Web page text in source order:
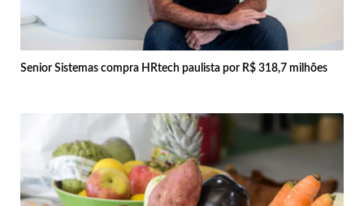
Senior Sistemas compra HRtech paulista por R$ 318,7 milhões